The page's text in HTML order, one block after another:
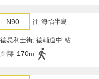
N90 往 海怡半島
德忌利士街, 德輔道中 站
距離 170m